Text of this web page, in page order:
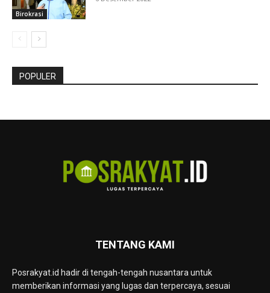
Birokrasi
POPULER
TENTANG KAMI
Posrakyat.id hadir di tengah-tengah nusantara untuk
memberikan informasi yang lugas dan terpercaya, sesuai